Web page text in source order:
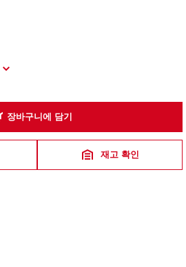
장바구니에 담기
재고 확인